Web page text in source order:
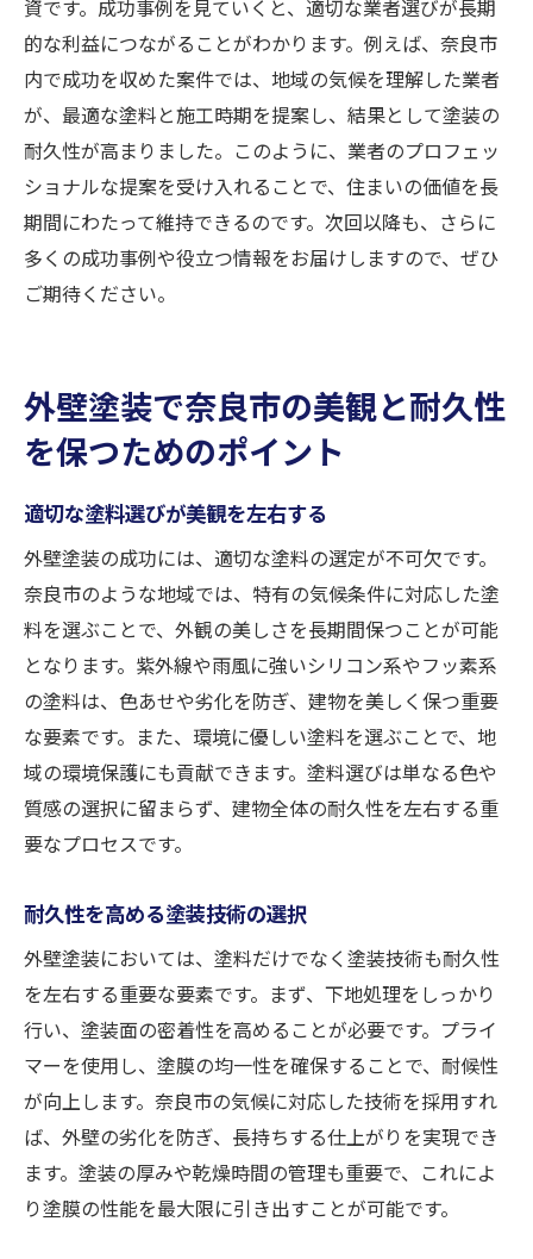
資です。成功事例を見ていくと、適切な業者選びが長期
的な利益につながることがわかります。例えば、奈良市
内で成功を収めた案件では、地域の気候を理解した業者
が、最適な塗料と施工時期を提案し、結果として塗装の
耐久性が高まりました。このように、業者のプロフェッ
ショナルな提案を受け入れることで、住まいの価値を長
期間にわたって維持できるのです。次回以降も、さらに
多くの成功事例や役立つ情報をお届けしますので、ぜひ
ご期待ください。
外壁塗装で奈良市の美観と耐久性
を保つためのポイント
適切な塗料選びが美観を左右する
外壁塗装の成功には、適切な塗料の選定が不可欠です。
奈良市のような地域では、特有の気候条件に対応した塗
料を選ぶことで、外観の美しさを長期間保つことが可能
となります。紫外線や雨風に強いシリコン系やフッ素系
の塗料は、色あせや劣化を防ぎ、建物を美しく保つ重要
な要素です。また、環境に優しい塗料を選ぶことで、地
域の環境保護にも貢献できます。塗料選びは単なる色や
質感の選択に留まらず、建物全体の耐久性を左右する重
要なプロセスです。
耐久性を高める塗装技術の選択
外壁塗装においては、塗料だけでなく塗装技術も耐久性
を左右する重要な要素です。まず、下地処理をしっかり
行い、塗装面の密着性を高めることが必要です。プライ
マーを使用し、塗膜の均一性を確保することで、耐候性
が向上します。奈良市の気候に対応した技術を採用すれ
ば、外壁の劣化を防ぎ、長持ちする仕上がりを実現でき
ます。塗装の厚みや乾燥時間の管理も重要で、これによ
り塗膜の性能を最大限に引き出すことが可能です。